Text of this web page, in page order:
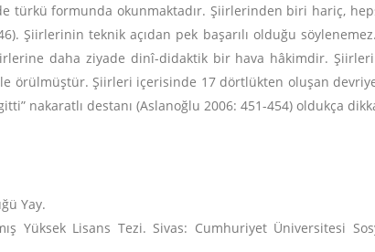
türkü formunda okunmaktadır. Şiirlerinden biri hariç,
Şiirlerinin teknik açıdan pek başarılı olduğu
daha ziyade dinî-didaktik bir hava hâkimdir.
örülmüştür. Şiirleri içerisinde 17 dörtlükten oluşan
nakaratlı destanı (Aslanoğlu 2006: 451-454) oldukça
Yay.
Yüksek Lisans Tezi. Sivas: Cumhuriyet Üniversitesi